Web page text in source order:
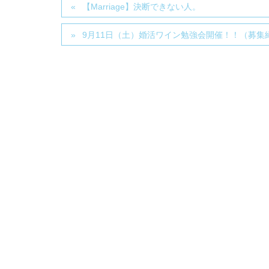
【Marriage】決断できない人。
9月11日（土）婚活ワイン勉強会開催！！（募集